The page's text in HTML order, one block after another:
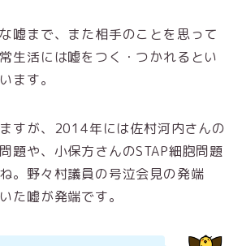
嘘まで、また相手のことを思って
生活には嘘をつく・つかれるとい
ます。
すが、2014年には佐村河内さんの
題や、小保方さんのSTAP細胞問題
。野々村議員の号泣会見の発端
た嘘が発端です。